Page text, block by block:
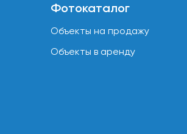
Фотокаталог
Объекты на продажу
Объекты в аренду